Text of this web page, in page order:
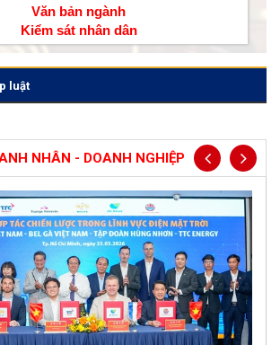
Văn bản ngành
Kiểm sát nhân dân
luật
NHÂN - DOANH NGHIỆP